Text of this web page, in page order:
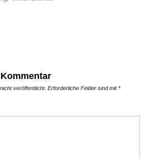
veröffentlicht. Erforderliche Felder sind mit*